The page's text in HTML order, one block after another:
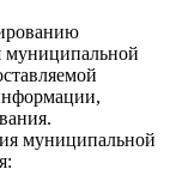
муниципальной
муниципальной